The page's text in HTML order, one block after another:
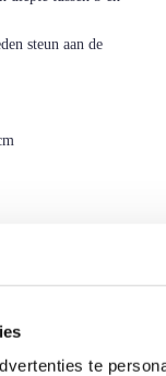
te
steun aan de